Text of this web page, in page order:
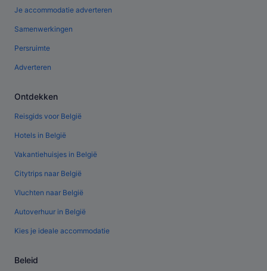
Je accommodatie adverteren
Samenwerkingen
Persruimte
Adverteren
Ontdekken
Reisgids voor België
Hotels in België
Vakantiehuisjes in België
Citytrips naar België
Vluchten naar België
Autoverhuur in België
Kies je ideale accommodatie
Beleid